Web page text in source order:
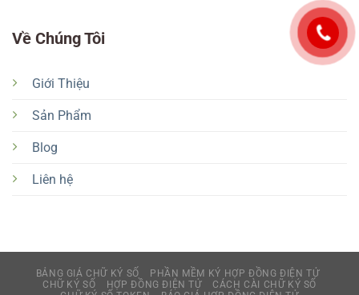
Về Chúng Tôi
Giới Thiệu
Sản Phẩm
Blog
Liên hệ
BẢNG GIÁ CHỮ KÝ SỐ
PHẦN MỀM KÝ HỢP ĐỒNG ĐIỆN TỬ
CHỮ KÝ SỐ
HỢP ĐỒNG ĐIỆN TỬ
CÁCH CÀI CHỮ KÝ SỐ